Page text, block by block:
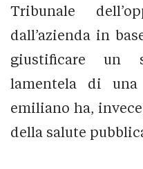
Tribunale
dall’azienda in
giustificare un
lamentela di
emiliano ha,
della salute